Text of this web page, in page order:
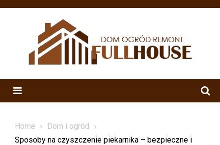
Skip
Menu
Home
Dom i ogród
Sposoby na czyszczenie piekarnika – bezpieczne i